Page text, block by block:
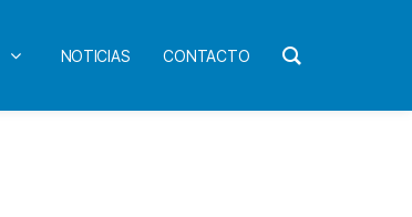
NOTICIAS CONTACTO